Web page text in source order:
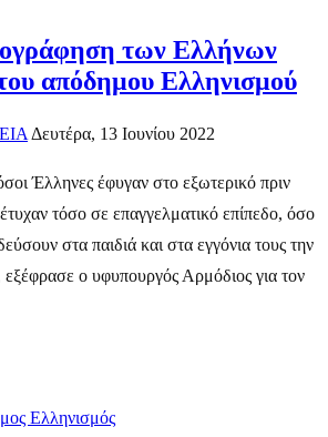
των Ελλήνων
απόδημου Ελληνισμού
Δευτέρα, 13 Ιουνίου 2022
Έλληνες έφυγαν στο εξωτερικό πριν
τόσο σε επαγγελματικό επίπεδο, όσο
στα παιδιά και στα εγγόνια τους την
ο υφυπουργός Αρμόδιος για τον
Ελληνισμός